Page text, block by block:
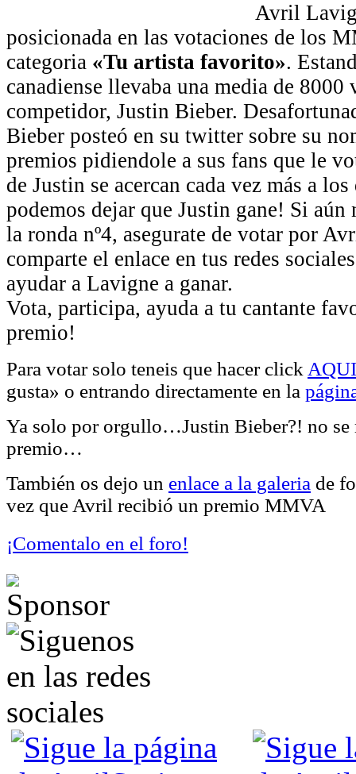
Avril
posicionada en las votaciones de los
categoria «Tu artista favorito».
canadiense llevaba una media de 8000
competidor, Justin Bieber.
Bieber posteó en su twitter sobre su
premios pidiendole a sus fans que le
de Justin se acercan cada vez más a
podemos dejar que Justin gane! Si aún
la ronda nº4, asegurate de votar por
comparte el enlace en tus redes
ayudar a Lavigne a ganar.
Vota, participa, ayuda a tu cantante
premio!
Para votar solo teneis que hacer click AQUI
gusta» o entrando directamente en la
Ya solo por orgullo…Justin Bieber?! no se
premio…
También os dejo un enlace a la galeria de
vez que Avril recibió un premio MMVA
¡Comentalo en el foro!